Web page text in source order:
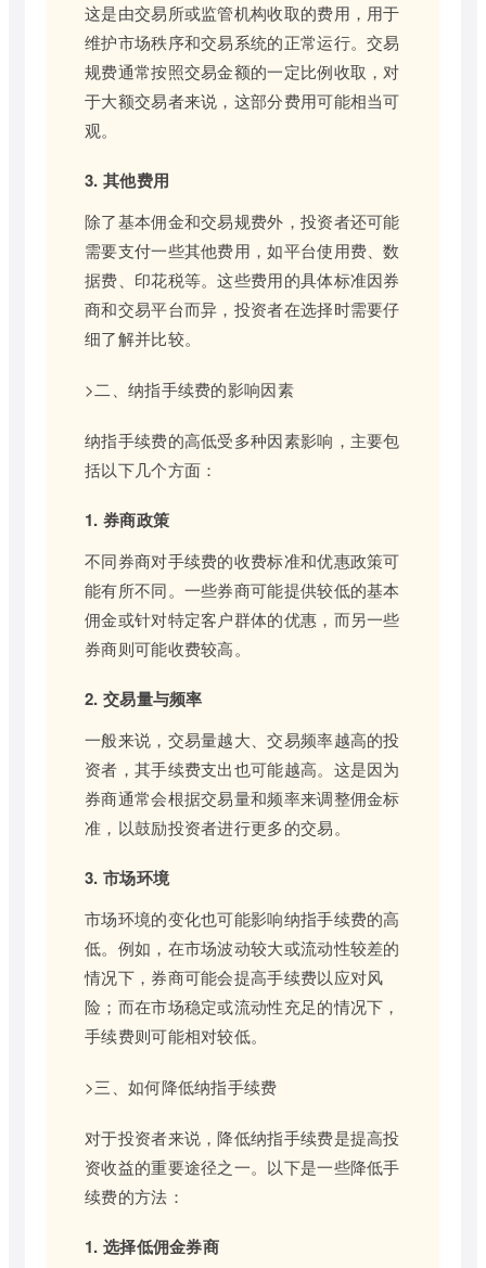
这是由交易所或监管机构收取的费用，用于
维护市场秩序和交易系统的正常运行。交易
规费通常按照交易金额的一定比例收取，对
于大额交易者来说，这部分费用可能相当可
观。
3. 其他费用
除了基本佣金和交易规费外，投资者还可能
需要支付一些其他费用，如平台使用费、数
据费、印花税等。这些费用的具体标准因券
商和交易平台而异，投资者在选择时需要仔
细了解并比较。
>二、纳指手续费的影响因素
纳指手续费的高低受多种因素影响，主要包
括以下几个方面：
1. 券商政策
不同券商对手续费的收费标准和优惠政策可
能有所不同。一些券商可能提供较低的基本
佣金或针对特定客户群体的优惠，而另一些
券商则可能收费较高。
2. 交易量与频率
一般来说，交易量越大、交易频率越高的投
资者，其手续费支出也可能越高。这是因为
券商通常会根据交易量和频率来调整佣金标
准，以鼓励投资者进行更多的交易。
3. 市场环境
市场环境的变化也可能影响纳指手续费的高
低。例如，在市场波动较大或流动性较差的
情况下，券商可能会提高手续费以应对风
险；而在市场稳定或流动性充足的情况下，
手续费则可能相对较低。
>三、如何降低纳指手续费
对于投资者来说，降低纳指手续费是提高投
资收益的重要途径之一。以下是一些降低手
续费的方法：
1. 选择低佣金券商